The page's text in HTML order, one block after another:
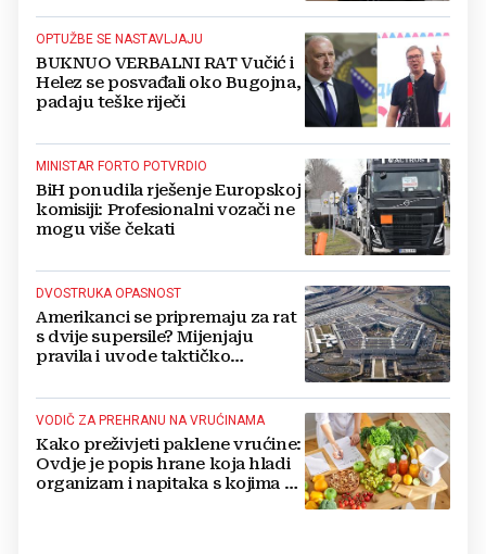
OPTUŽBE SE NASTAVLJAJU
BUKNUO VERBALNI RAT Vučić i
Helez se posvađali oko Bugojna,
padaju teške riječi
MINISTAR FORTO POTVRDIO
BiH ponudila rješenje Europskoj
komisiji: Profesionalni vozači ne
mogu više čekati
DVOSTRUKA OPASNOST
Amerikanci se pripremaju za rat
s dvije supersile? Mijenjaju
pravila i uvode taktičko
VODIČ ZA PREHRANU NA VRUĆINAMA
Kako preživjeti paklene vrućine:
Ovdje je popis hrane koja hladi
organizam i napitaka s kojima si